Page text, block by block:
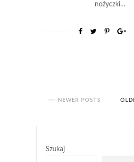
nożyczki…
NEWER POSTS
Szukaj